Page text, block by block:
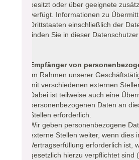
besitzt oder über geeignete
verfügt. Informationen zu
Drittstaaten einschließlich der
finden Sie in dieser
Empfänger von
Im Rahmen unserer
mit verschiedenen externen
Dabei ist teilweise auch eine
personenbezogenen Daten an
Stellen erforderlich.
Wir geben personenbezogene
externe Stellen weiter, wenn dies
Vertragserfüllung erforderlich ist,
gesetzlich hierzu verpflichtet sind